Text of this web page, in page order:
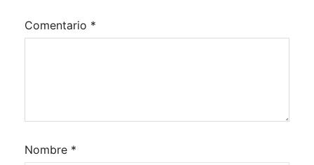
Comentario *
Nombre *